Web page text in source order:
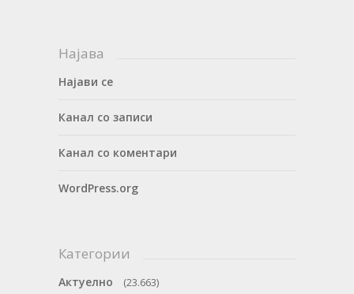
Најава
Најави се
Канал со записи
Канал со коментари
WordPress.org
Категории
Актуелно (23.663)